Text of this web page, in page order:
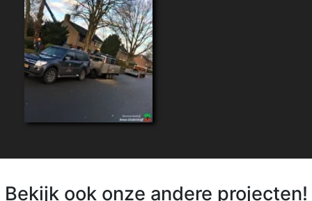
Bekijk ook onze andere projecten!